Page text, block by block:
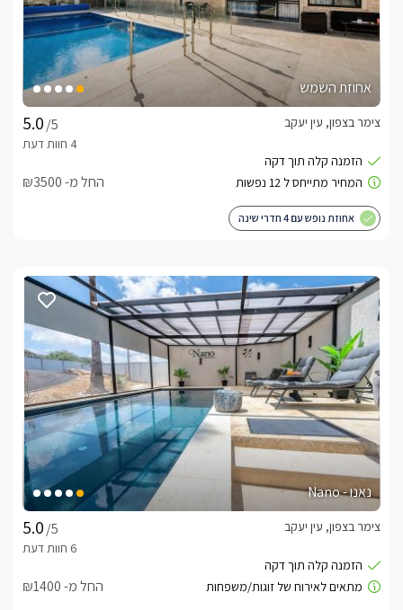
אחוזת השמש
/5
צימר בצפון, עין יעקב
החל מ- ₪3500
אחוזת נופש עם 4 חדרי שינה
נאנו - Nano
/5
צימר בצפון, עין יעקב
החל מ- ₪1400